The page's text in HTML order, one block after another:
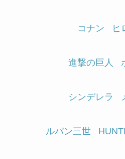
コナン ヒ
進撃の巨人
シンデレラ
ルパン三世